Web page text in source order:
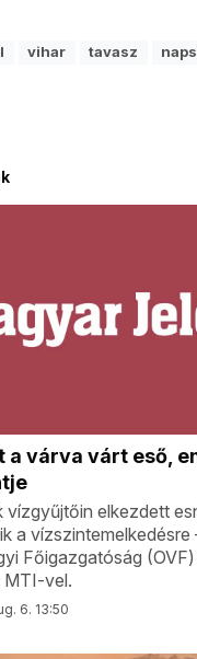
vihar tavasz
a várva várt eső,
vízgyűjtőin elkezdett
a vízszintemelkedésre
Főigazgatóság
vel.
6. 13:50